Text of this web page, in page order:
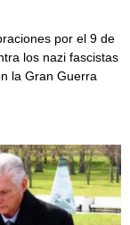
por el 9 de
los nazi fascistas
la Gran Guerra